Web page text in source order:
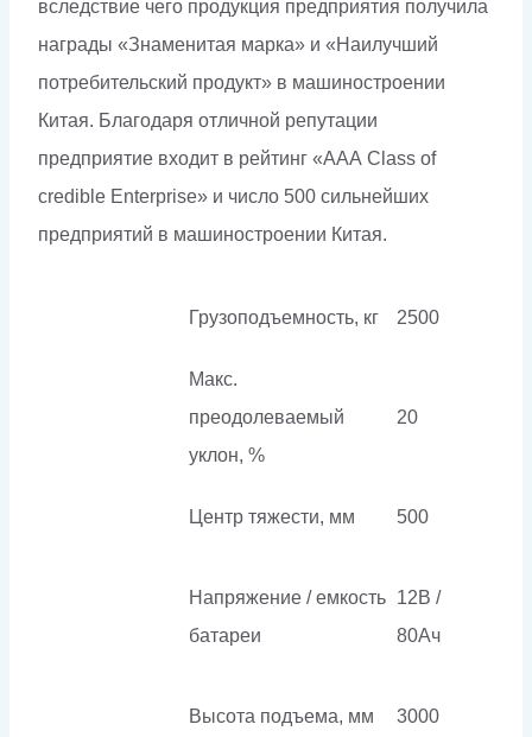
вследствие чего продукция предприятия получила
награды «Знаменитая марка» и «Наилучший
потребительский продукт» в машиностроении
Китая. Благодаря отличной репутации
предприятие входит в рейтинг «ААА Class of
credible Enterprise» и число 500 сильнейших
предприятий в машиностроении Китая.
Грузоподъемность, кг 2500
Макс.
преодолеваемый
уклон, %
20
Центр тяжести, мм 500
Напряжение / емкость
батареи
12В /
80Ач
Высота подъема, мм 3000